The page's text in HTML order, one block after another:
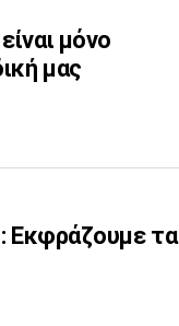
μόνο
μας
Εκφράζουμε τα